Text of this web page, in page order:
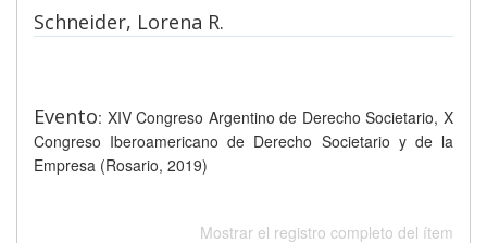
Schneider, Lorena R.
Evento: XIV Congreso Argentino de Derecho Societario, X
Congreso Iberoamericano de Derecho Societario y de la
Empresa (Rosario, 2019)
Mostrar el registro completo del ítem